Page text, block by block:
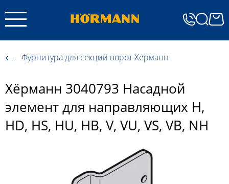
Фурнитура для секций ворот Хёрманн
Хёрманн 3040793 Насадной
элемент для направляющих H,
HD, HS, HU, HB, V, VU, VS, VB, NH